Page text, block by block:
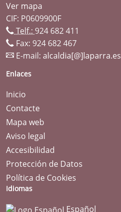
Ver mapa
CIF: P0609900F
Telf.: 924 682 411
Fax: 924 682 467
E-mail: alcaldia[@]laparra.es
Enlaces
Inicio
Contacte
Mapa web
Aviso legal
Accesibilidad
Protección de Datos
Política de Cookies
Idiomas
Español